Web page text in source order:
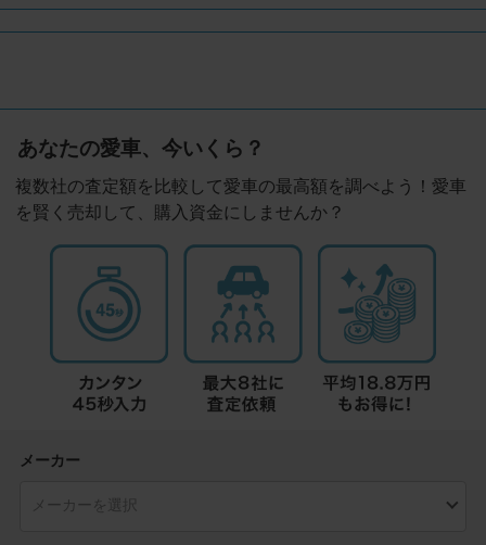
あなたの愛車、今いくら？
複数社の査定額を比較して愛車の最高額を調べよう！愛車
を賢く売却して、購入資金にしませんか？
メーカー